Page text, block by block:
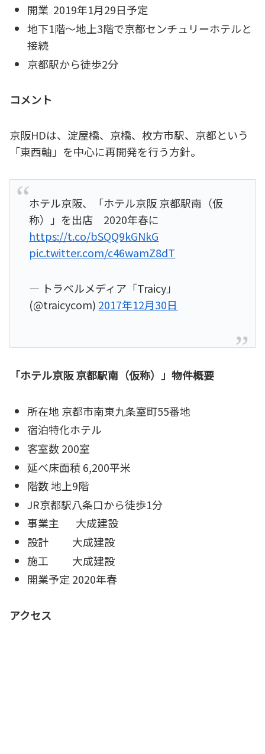
開業 2019年1月29日予定
地下1階～地上3階で京都センチュリーホテルと
接続
京都駅から徒歩2分
コメント
京阪HDは、淀屋橋、京橋、枚方市駅、京都という
「東西軸」を中心に再開発を行う方針。
ホテル京阪、「ホテル京阪 京都駅南（仮
称）」を出店 2020年春に
https://t.co/bSQQ9kGNkG
pic.twitter.com/c46wamZ8dT
— トラベルメディア「Traicy」
(@traicycom) 2017年12月30日
「ホテル京阪 京都駅南（仮称）」物件概要
所在地 京都市南東九条室町55番地
宿泊特化ホテル
客室数 200室
延べ床面積 6,200平米
階数 地上9階
JR京都駅八条口から徒歩1分
事業主 大成建設
設計 大成建設
施工 大成建設
開業予定 2020年春
アクセス